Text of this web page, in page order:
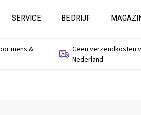
SERVICE BEDRIJF
mens &
Geen verzendkosten
Nederland